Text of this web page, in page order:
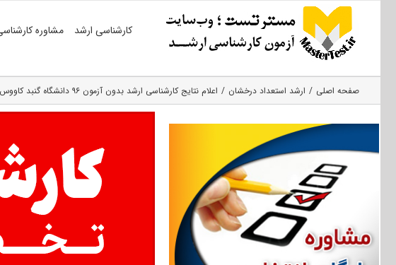
کارشناسی ارشد مشاوره
صفحه اصلی ارشد استعداد درخشان اعلام نتایج کارشناسی ارشد بدون آزمون ۹۶ دانشگاه گنبد کاووس